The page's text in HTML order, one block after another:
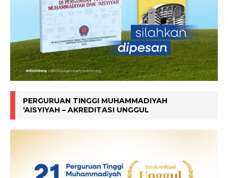
PERGURUAN TINGGI MUHAMMADIYAH
‘AISYIYAH – AKREDITASI UNGGUL